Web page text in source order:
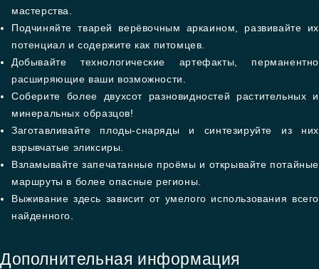
мастерства.
Подчиняйте тварей верёвочным аркаином, развивайте их
потенциал и содержите как питомцев.
Добывайте технологические артефакты, перманентно
расширяющие ваши возможности.
Соберите более двухсот разновидностей растительных и
минеральных образцов!
Заготавливайте плоды-снаряды и синтезируйте из них
взрывчатые эликсиры.
Взламывайте запечатанные проёмы и открывайте потайные
маршруты в более опасные регионы.
Выживание здесь зависит от умелого использования всего
найденного.
Дополнительная информация